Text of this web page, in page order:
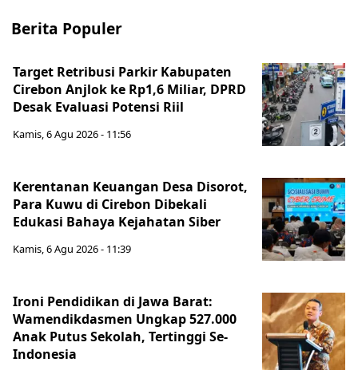
Berita Populer
Target Retribusi Parkir Kabupaten
Cirebon Anjlok ke Rp1,6 Miliar, DPRD
Desak Evaluasi Potensi Riil
Kamis, 6 Agu 2026 - 11:56
Kerentanan Keuangan Desa Disorot,
Para Kuwu di Cirebon Dibekali
Edukasi Bahaya Kejahatan Siber
Kamis, 6 Agu 2026 - 11:39
Ironi Pendidikan di Jawa Barat:
Wamendikdasmen Ungkap 527.000
Anak Putus Sekolah, Tertinggi Se-
Indonesia